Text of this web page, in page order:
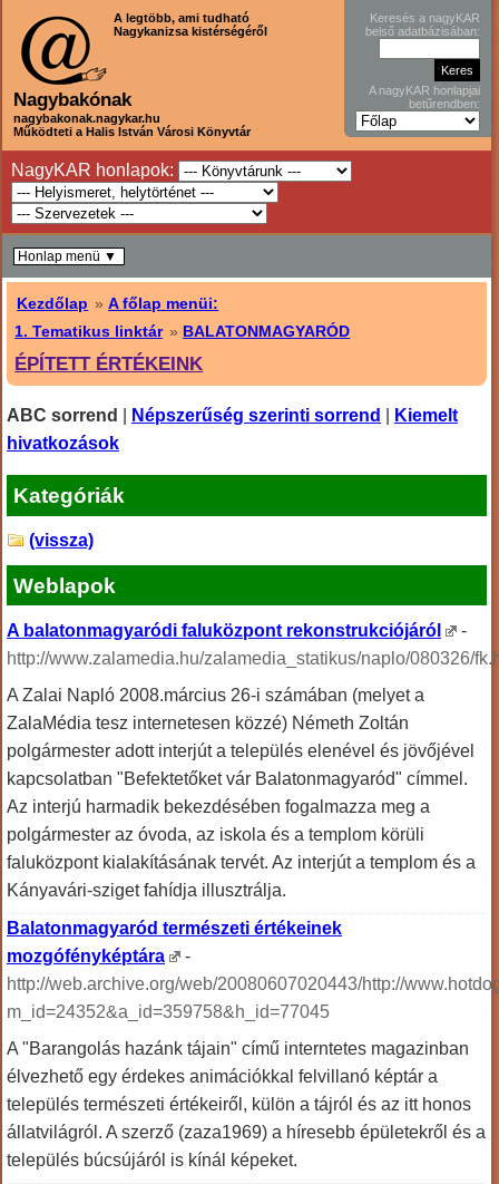
A legtöbb, ami tudható
Nagykanizsa kistérségéről
Nagybakónak
nagybakonak.nagykar.hu
Működteti a Halis István Városi Könyvtár
Keresés a nagyKAR
belső adatbázisában:
A nagyKAR honlapjai
betűrendben:
NagyKAR honlapok:
Kezdőlap »A főlap menüi:
1. Tematikus linktár » BALATONMAGYARÓD
ÉPÍTETT ÉRTÉKEINK
ABC sorrend Népszerűség szerinti sorrend
Kiemelt
hivatkozások
Kategóriák
(vissza)
Weblapok
A balatonmagyaródi faluközpont rekonstrukciójáról
-
http://www.zalamedia.hu/zalamedia_statikus/naplo/080326/
A Zalai Napló 2008.március 26-i számában (melyet a
ZalaMédia tesz internetesen közzé) Németh Zoltán
polgármester adott interjút a település elenével és jövőjével
kapcsolatban "Befektetőket vár Balatonmagyaród" címmel.
Az interjú harmadik bekezdésében fogalmazza meg a
polgármester az óvoda, az iskola és a templom körüli
faluközpont kialakításának tervét. Az interjút a templom és a
Kányavári-sziget fahídja illusztrálja.
Balatonmagyaród természeti értékeinek
mozgófényképtára
-
http://web.archive.org/web/20080607020443/http://
m_id=24352&a_id=359758&h_id=77045
A "Barangolás hazánk tájain" című interntetes magazinban
élvezhető egy érdekes animációkkal felvillanó képtár a
település természeti értékeiről, külön a tájról és az itt honos
állatvilágról. A szerző (zaza1969) a híresebb épületekről és a
település búcsújáról is kínál képeket.
Honlap menü ▼